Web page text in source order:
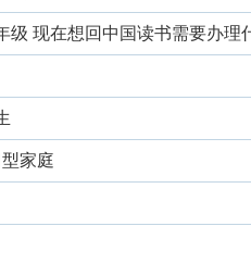
级 现在想回中国读书需要办理
家庭